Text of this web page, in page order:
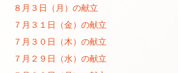
８月３日（月）の献立
７月３１日（金）の献立
７月３０日（木）の献立
７月２９日（水）の献立